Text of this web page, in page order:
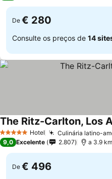
De € 280
Consulte os preços de 14
5 Estrelas Hotel Culinária latino-
The Ritz-Carlton, Los
9,0 Excelente 2.807 a 3.9
De € 496